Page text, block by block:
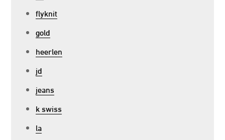
flyknit
gold
heerlen
jd
jeans
k swiss
la